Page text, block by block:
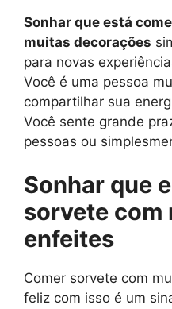
Sonhar que está
muitas decorações
para novas
Você é uma pessoa
compartilhar sua
Você sente grande
pessoas ou
Sonhar que
sorvete com
enfeites
Comer sorvete com
feliz com isso é um